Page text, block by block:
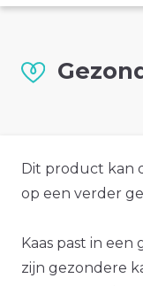
Dit product kan
op een verder
Kaas past in een
zijn gezondere